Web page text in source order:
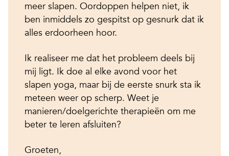
meer slapen. Oordoppen helpen niet, ik
ben inmiddels zo gespitst op gesnurk dat ik
alles erdoorheen hoor.
Ik realiseer me dat het probleem deels bij
mij ligt. Ik doe al elke avond voor het
slapen yoga, maar bij de eerste snurk sta ik
meteen weer op scherp. Weet je
manieren/doelgerichte therapieën om me
beter te leren afsluiten?
Groeten,